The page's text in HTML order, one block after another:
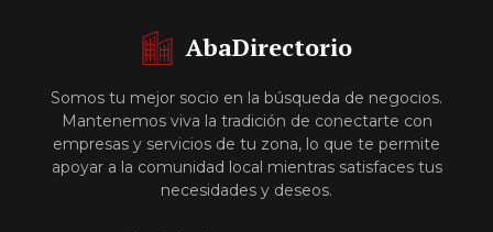
AbaDirectorio
Somos tu mejor socio en la búsqueda de negocios.
Mantenemos viva la tradición de conectarte con
empresas y servicios de tu zona, lo que te permite
apoyar a la comunidad local mientras satisfaces tus
necesidades y deseos.